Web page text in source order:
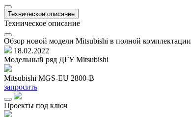
Техническое описание
Техническое описание
Обзор новой модели Mitsubishi в полной комплектации
18.02.2022
Модельный ряд ДГУ Mitsubishi
Mitsubishi MGS-EU 2800-B
запросить
Проекты под ключ